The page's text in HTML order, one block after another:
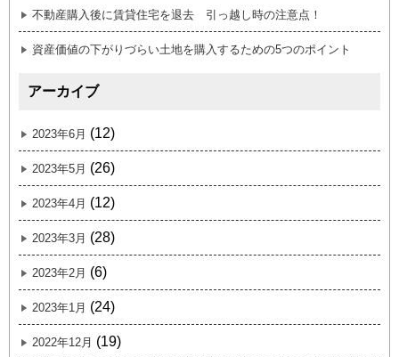
不動産購入後に賃貸住宅を退去 引っ越し時の注意点！
資産価値の下がりづらい土地を購入するための5つのポイント
アーカイブ
2023年6月 (12)
2023年5月 (26)
2023年4月 (12)
2023年3月 (28)
2023年2月 (6)
2023年1月 (24)
2022年12月 (19)